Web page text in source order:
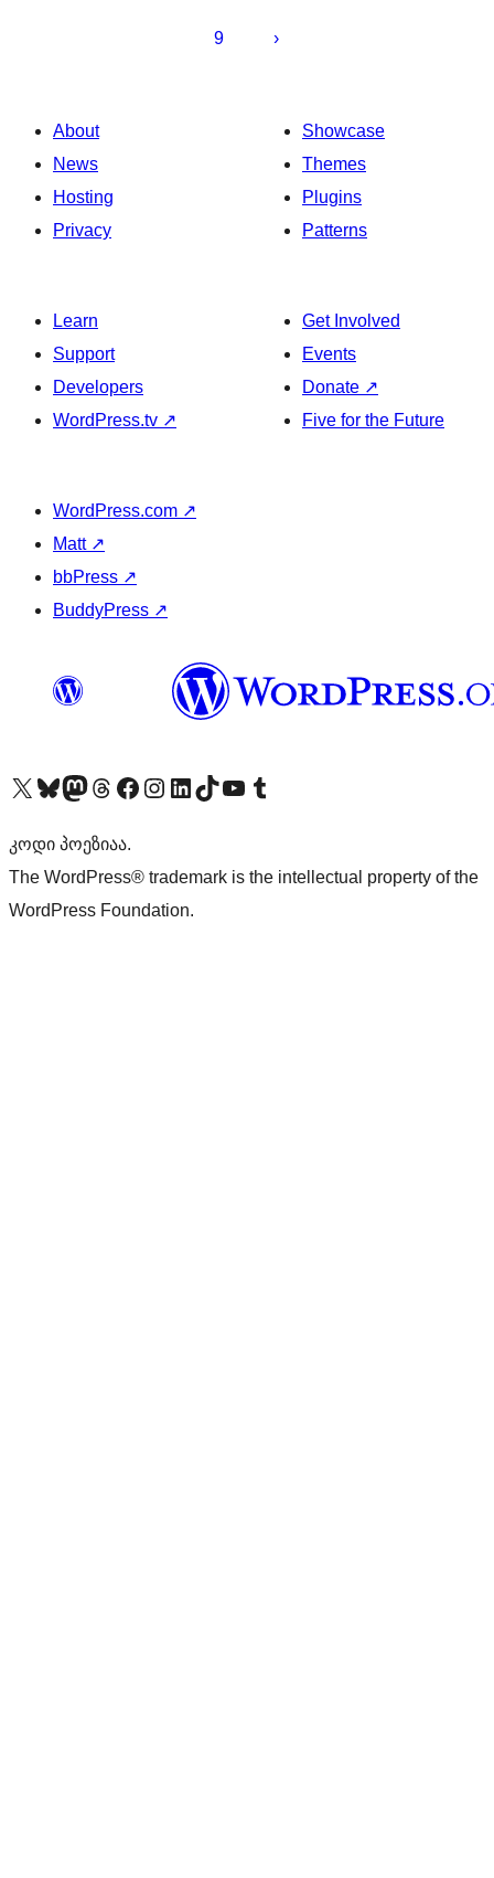
9
About
News
Hosting
Privacy
Showcase
Themes
Plugins
Patterns
Learn
Support
Developers
WordPress.tv ↗
Get Involved
Events
Donate ↗
Five for the Future
WordPress.com ↗
Matt ↗
bbPress ↗
BuddyPress ↗
Visit our X (formerly Twitter) account
Visit our Bluesky account
Visit our Mastodon account
Visit our Threads account
Visit our Facebook pageVisit our Instagram account
Visit our LinkedIn account
Visit our TikTok account
Visit our YouTube channel
Visit our Tumblr account
კოდი პოეზიაა.
The WordPress® trademark is the intellectual property of the
WordPress Foundation.